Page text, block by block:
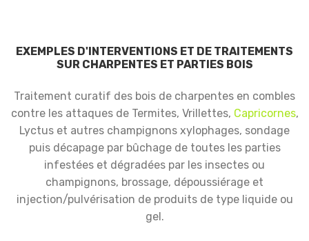
EXEMPLES D'INTERVENTIONS ET DE TRAITEMENTS
SUR CHARPENTES ET PARTIES BOIS
Traitement curatif des bois de charpentes en combles
contre les attaques de Termites, Vrillettes, Capricornes,
Lyctus et autres champignons xylophages, sondage
puis décapage par bûchage de toutes les parties
infestées et dégradées par les insectes ou
champignons, brossage, dépoussiérage et
injection/pulvérisation de produits de type liquide ou
gel.